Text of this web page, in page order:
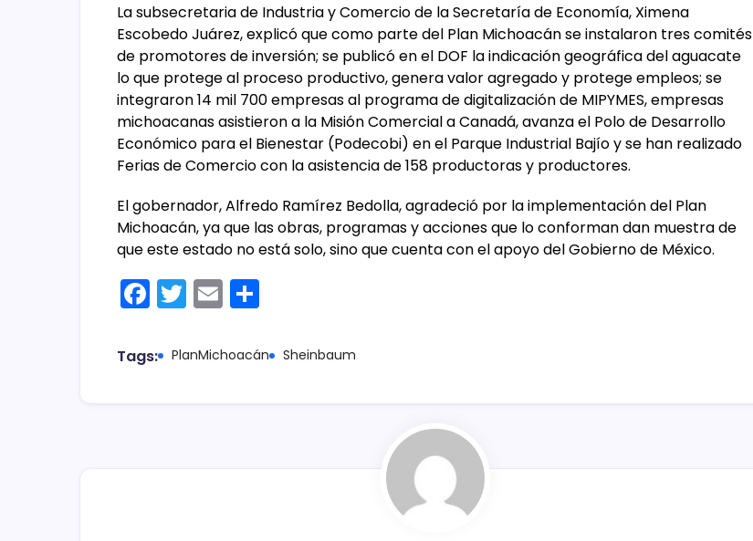
La subsecretaria de Industria y Comercio de la Secretaría de Economía, Ximena
Escobedo Juárez, explicó que como parte del Plan Michoacán se instalaron tres comités
de promotores de inversión; se publicó en el DOF la indicación geográfica del aguacate
lo que protege al proceso productivo, genera valor agregado y protege empleos; se
integraron 14 mil 700 empresas al programa de digitalización de MIPYMES, empresas
michoacanas asistieron a la Misión Comercial a Canadá, avanza el Polo de Desarrollo
Económico para el Bienestar (Podecobi) en el Parque Industrial Bajío y se han realizado
Ferias de Comercio con la asistencia de 158 productoras y productores.
El gobernador, Alfredo Ramírez Bedolla, agradeció por la implementación del Plan
Michoacán, ya que las obras, programas y acciones que lo conforman dan muestra de
que este estado no está solo, sino que cuenta con el apoyo del Gobierno de México.
F
a
c
T
w
itt
E
m
ai m
Tags: PlanMichoacán Sheinbaum